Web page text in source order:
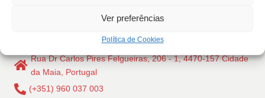
Ver preferências
Política de Cookies
Rua Dr Carlos Pires Felgueiras, 206 - 1, 4470-157 Cidade
da Maia, Portugal
(+351) 960 037 003